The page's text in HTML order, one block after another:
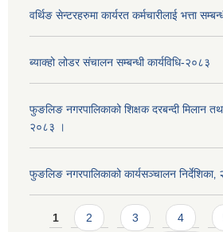
वर्थिङ सेन्टरहरुमा कार्यरत कर्मचारीलाई भत्ता
ब्याक्हो लोडर संचालन सम्बन्धी कार्यविधि-२०८३
फुङलिङ नगरपालिकाको शिक्षक दरबन्दी मिलान
२०८३ ।
फुङलिङ नगरपालिकाको कार्यसञ्चालन निर्देशिका‚
Pages
1 2 3 4